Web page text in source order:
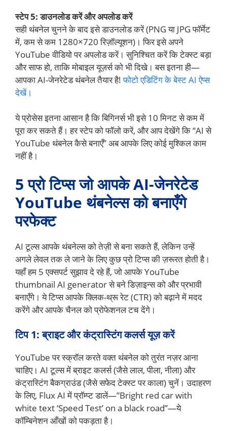
स्टेप 5: डाउनलोड करें और अपलोड करें
सही थंबनेल चुनने के बाद इसे डाउनलोड करें (PNG या JPG फॉर्मेट
में, कम से कम 1280×720 रिज़ॉल्यूशन)। फिर इसे अपने
YouTube वीडियो पर अपलोड करें। सुनिश्चित करें कि टेक्स्ट बड़ा
और साफ हो, ताकि मोबाइल यूज़र्स को भी दिखे। बस इतना ही—
आपका AI-जेनरेटेड थंबनेल तैयार है!फोटो एडिटिंग के बेस्ट AI ऐप्स
देखें।
ये प्रोसेस इतना आसान है कि बिगिनर्स भी इसे 10 मिनट से कम में
पूरा कर सकते हैं। हर स्टेप को फॉलो करें, और आप देखेंगे कि “AI से
YouTube थंबनेल कैसे बनाएँ” अब आपके लिए कोई मुश्किल काम
नहीं है।
5 प्रो टिप्स जो आपके AI-जेनरेटेड
YouTube थंबनेल्स को बनाएँगे
परफेक्ट
AI टूल्स आपके थंबनेल्स को तेज़ी से बना सकते हैं, लेकिन उन्हें
अगले लेवल तक ले जाने के लिए कुछ प्रो टिप्स की ज़रूरत होती है।
यहाँ हम 5 एक्सपर्ट सुझाव दे रहे हैं, जो आपके YouTube
thumbnail AI generator से बने डिज़ाइन्स को और प्रभावी
बनाएँगे। ये टिप्स आपके क्लिक-थ्रू रेट (CTR) को बढ़ाने में मदद
करेंगे और आपके चैनल को प्रोफेशनल टच देंगे।
टिप 1: ब्राइट और कंट्रास्टिंग कलर्स यूज़ करें
YouTube पर स्क्रॉल करते वक्त थंबनेल को तुरंत नज़र आना
चाहिए। AI टूल्स में ब्राइट कलर्स (जैसे लाल, पीला, नीला) और
कंट्रास्टिंग बैकग्राउंड (जैसे सफेद टेक्स्ट पर काला) चुनें। उदाहरण
के लिए, Flux AI में प्रॉम्प्ट डालें—”Bright red car with
white text ‘Speed Test’ on a black road”—ये
कॉम्बिनेशन आँखों को पकड़ता है।